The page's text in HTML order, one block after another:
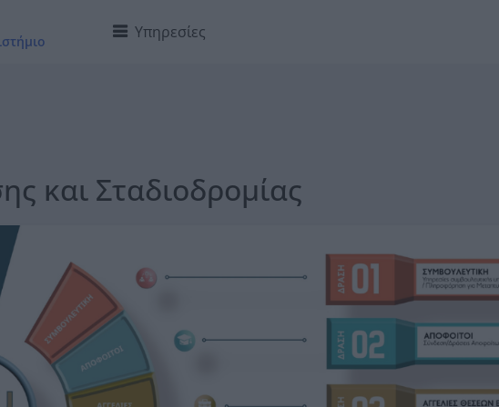
Υπηρεσίες
και Σταδιοδρομίας